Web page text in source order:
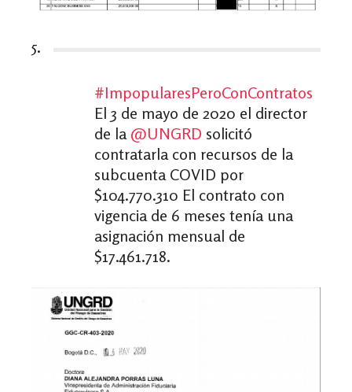
5.
#ImpopularesPeroConContratos
El 3 de mayo de 2020 el director
de la @UNGRD solicitó
contratarla con recursos de la
subcuenta COVID por
$104.770.310 El contrato con
vigencia de 6 meses tenía una
asignación mensual de
$17.461.718.